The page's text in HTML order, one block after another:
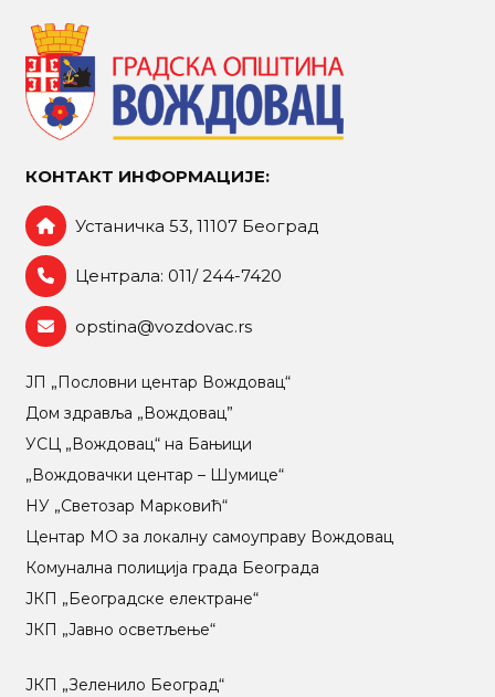
КОНТАКТ ИНФОРМАЦИЈЕ:
Устаничка 53, 11107 Београд
Централа: 011/ 244-7420
opstina@vozdovac.rs
ЈП „Пословни центар Вождовац“
Дом здравља „Вождовац”
УСЦ „Вождовац“ на Бањици
„Вождовачки центар – Шумице“
НУ „Светозар Марковић“
Центар МO за локалну самоуправу Вождовац
Комунална полиција града Београда
ЈКП „Београдске електране“
ЈКП „Јавно осветљење“
ЈКП „Зеленило Београд“